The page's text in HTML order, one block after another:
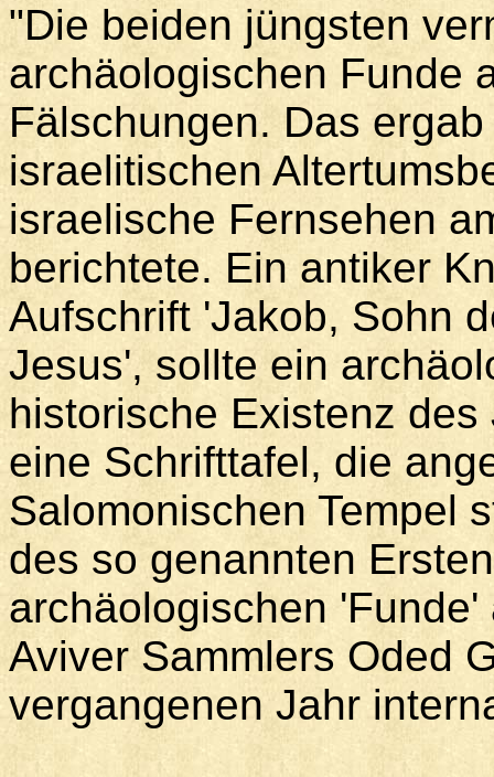
"Die beiden jüngsten
archäologischen Funde
Fälschungen. Das
israelitischen
israelische Fernsehen
berichtete. Ein antiker
Aufschrift 'Jakob, Sohn
Jesus', sollte ein
historische Existenz
eine Schrifttafel, die
Salomonischen Tempel
des so genannten
archäologischen
Aviver Sammlers Oded
vergangenen Jahr